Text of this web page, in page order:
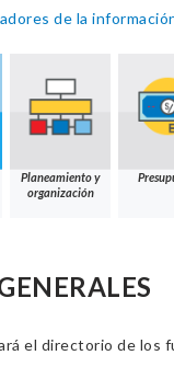
de la
Planeamiento y
organización
el directorio de los